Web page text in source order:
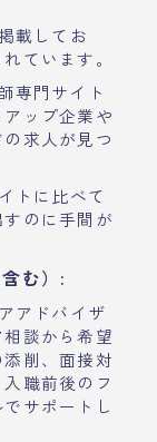
載してお
ています。
専門サイト
ップ企業や
求人が見つ
トに比べて
のに手間が
む）:
アドバイザ
談から希望
削、面接対
職前後のフ
サポートし